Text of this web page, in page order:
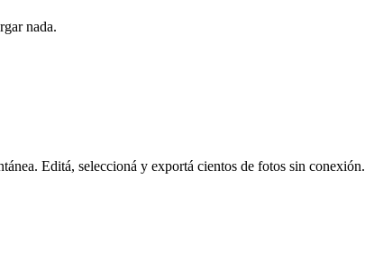
nada.
Editá, seleccioná y exportá cientos de fotos sin conexión.